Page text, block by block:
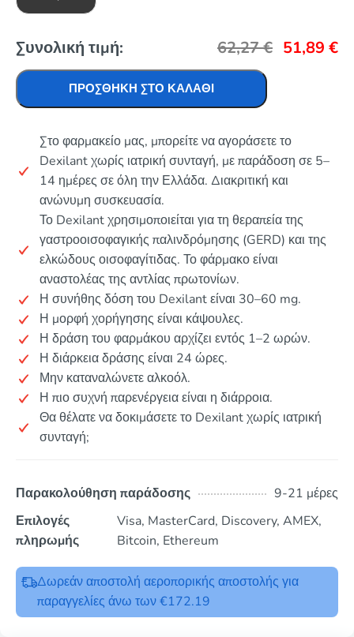
Συνολική τιμή: 62,27€ 51,89 €
ΠΡΟΣΘΉΚΗ ΣΤΟ ΚΑΛΆΘΙ
Στο φαρμακείο μας, μπορείτε να αγοράσετε το
Dexilant χωρίς ιατρική συνταγή, με παράδοση σε 5–
14 ημέρες σε όλη την Ελλάδα. Διακριτική και
ανώνυμη συσκευασία.
Το Dexilant χρησιμοποιείται για τη θεραπεία της
γαστροοισοφαγικής παλινδρόμησης (GERD) και της
ελκώδους οισοφαγίτιδας. Το φάρμακο είναι
αναστολέας της αντλίας πρωτονίων.
Η συνήθης δόση του Dexilant είναι 30–60 mg.
Η μορφή χορήγησης είναι κάψουλες.
Η δράση του φαρμάκου αρχίζει εντός 1–2 ωρών.
Η διάρκεια δράσης είναι 24 ώρες.
Μην καταναλώνετε αλκοόλ.
Η πιο συχνή παρενέργεια είναι η διάρροια.
Θα θέλατε να δοκιμάσετε το Dexilant χωρίς ιατρική
συνταγή;
Παρακολούθηση παράδοσης
9-21 μέρες
Επιλογές
πληρωμής
Visa, MasterCard, Discovery, AMEX,
Bitcoin, Ethereum
Δωρεάν αποστολή αεροπορικής αποστολής για
παραγγελίες άνω των €172.19